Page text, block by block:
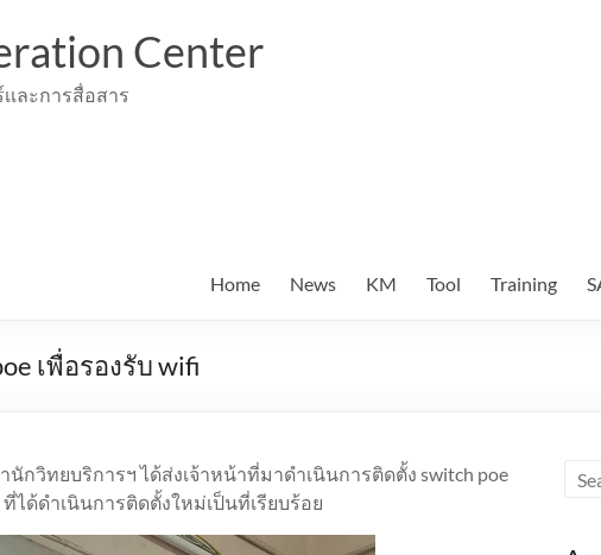
Center
เละการสื่อสาร
Home News KM Tool Training
เพื่อรองรับ wifi
นักวิทยบริการฯ ได้ส่งเจ้าหน้าที่มาดำเนินการติดตั้ง switch poe
ได้ดำเนินการติดตั้งใหม่เป็นที่เรียบร้อย